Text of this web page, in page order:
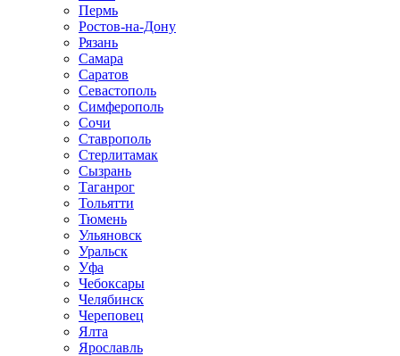
Пермь
Ростов-на-Дону
Рязань
Самара
Саратов
Севастополь
Симферополь
Сочи
Ставрополь
Стерлитамак
Сызрань
Таганрог
Тольятти
Тюмень
Ульяновск
Уральск
Уфа
Чебоксары
Челябинск
Череповец
Ялта
Ярославль